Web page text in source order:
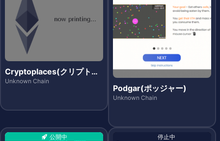
Cryptoplaces(クリプトプ
レイシズ)
Unknown Chain
Podgar(ポッジャー)
Unknown Chain
公開中 停止中